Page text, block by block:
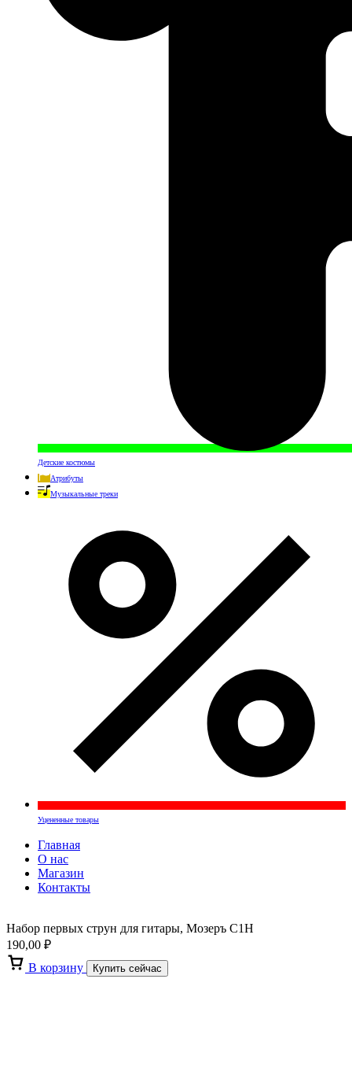
Детские костюмы
Атрибуты
Музыкальные треки
Уцененные товары
Главная
О нас
Магазин
Контакты
Набор первых струн для гитары, Мозеръ С1H
190,00 ₽
В корзину
Купить сейчас